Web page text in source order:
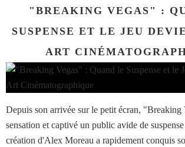
"BREAKING VEGAS" :
SUSPENSE ET LE JEU
ART
Depuis son arrivée sur le petit écran, "Breaking
sensation et captivé un public avide de
création d'Alex Moreau a rapidement conquis